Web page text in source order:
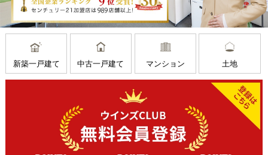
新築一戸建て 中古一戸建て マンション 土地